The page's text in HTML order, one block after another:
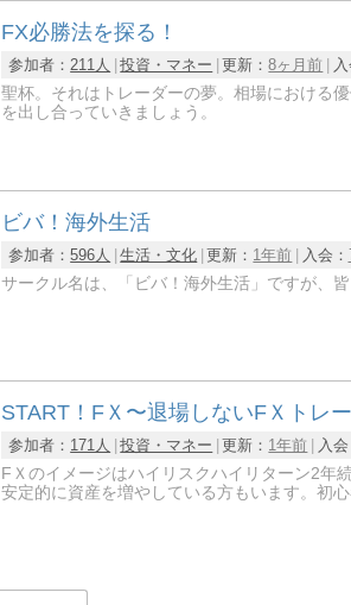
FX必勝法を探る！
参加者：211人 投資・マネー 更新：8ヶ月前 入
聖杯。それはトレーダーの夢。相場における
を出し合っていきましょう。
ビバ！海外生活
参加者：596人 生活・文化 更新： 1年前 入会：
サークル名は、「ビバ！海外生活」ですが、
START！FＸ〜退場しないFＸトレ
参加者： 171人 投資・マネー 更新： 1年前 入会
FＸのイメージはハイリスクハイリターン2年
安定的に資産を増やしている方もいます。初